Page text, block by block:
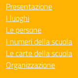
Presentazione
I luoghi
Le persone
I numeri della scuola
Le carte della scuola
Organizzazione